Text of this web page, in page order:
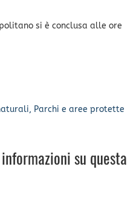
si è conclusa alle ore
Parchi e aree protette
su questa